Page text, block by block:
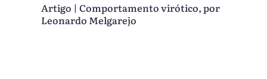
Artigo | Comportamento virótico, por
Leonardo Melgarejo